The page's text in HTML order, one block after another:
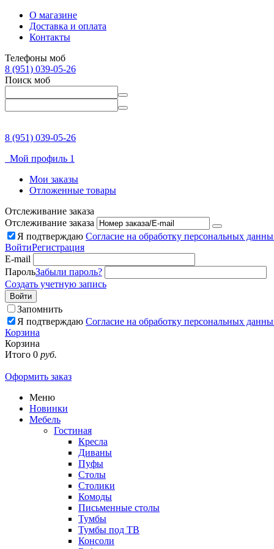
О магазине
Доставка и оплата
Контакты
Телефоны моб
8 (951) 039-05-26
Поиск моб
8 (951) 039-05-26
Мой профиль 1
Мои заказы
Отложенные товары
Отслеживание заказа
Отслеживание заказа
Я подтверждаю Согласие на обработку персональных
ВойтиРегистрация
E-mail
ПарольЗабыли пароль?
Создать учетную запись
Войти
Запомнить
Я подтверждаю Согласие на обработку персональных
Корзина
Корзина
Итого 0 руб.
Оформить заказ
Меню
Новинки
Мебель
Гостиная
Кресла
Диваны
Пуфы
Столы
Столики
Комоды
Письменные столы
Тумбы
Тумбы под ТВ
Консоли